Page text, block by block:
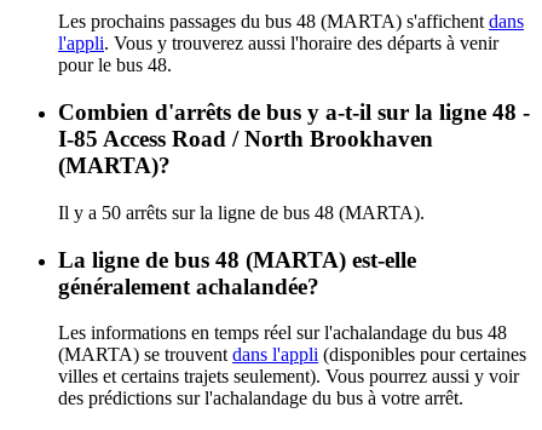
Les prochains passages du bus 48 (MARTA) s'affichent dans
l'appli. Vous y trouverez aussi l'horaire des départs à venir
pour le bus 48.
Combien d'arrêts de bus y a-t-il sur la ligne 48 -
I-85 Access Road / North Brookhaven
(MARTA)?
Il y a 50 arrêts sur la ligne de bus 48 (MARTA).
La ligne de bus 48 (MARTA) est-elle
généralement achalandée?
Les informations en temps réel sur l'achalandage du bus 48
(MARTA) se trouvent dans l'appli (disponibles pour certaines
villes et certains trajets seulement). Vous pourrez aussi y voir
des prédictions sur l'achalandage du bus à votre arrêt.